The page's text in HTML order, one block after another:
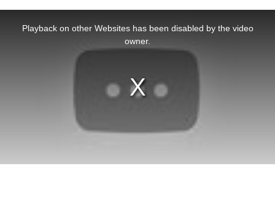
Playback on other Websites has been disabled by the video
owner.